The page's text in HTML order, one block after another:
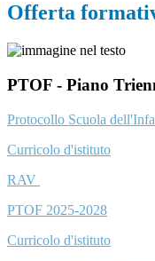
Offerta
PTOF - Piano
Protocollo Scuola
Curricolo d'istituto
RAV
PTOF 2025-2028
Curricolo d'istituto